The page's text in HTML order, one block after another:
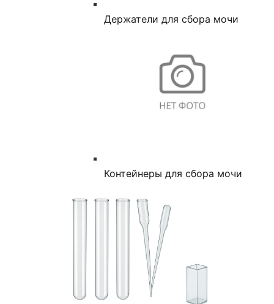
Держатели для сбора мочи
Контейнеры для сбора мочи